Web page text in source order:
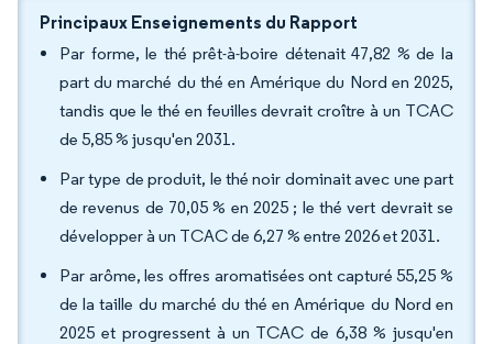
Principaux Enseignements du Rapport
Par forme, le thé prêt-à-boire détenait 47,82 % de la
part du marché du thé en Amérique du Nord en 2025,
tandis que le thé en feuilles devrait croître à un TCAC
de 5,85 % jusqu'en 2031.
Par type de produit, le thé noir dominait avec une part
de revenus de 70,05 % en 2025 ; le thé vert devrait se
développer à un TCAC de 6,27 % entre 2026 et 2031.
Par arôme, les offres aromatisées ont capturé 55,25 %
de la taille du marché du thé en Amérique du Nord en
2025 et progressent à un TCAC de 6,38 % jusqu'en